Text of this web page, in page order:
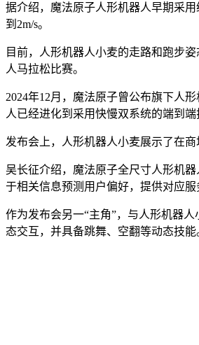
据介绍，魔法原子人形机器人早期采
到2m/s。
目前，人形机器人小麦的走路和跑步
人马拉松比赛。
2024年12月，魔法原子曾公布旗下人
人已经进化到采用快慢双系统的端到端
发布会上，人形机器人小麦展示了在
吴长征介绍，魔法原子全尺寸人形机
于相关信息预测用户偏好，提供对应
作为发布会另一“主角”，与人形机器
态交互，并具备跳舞、空翻等动态技能